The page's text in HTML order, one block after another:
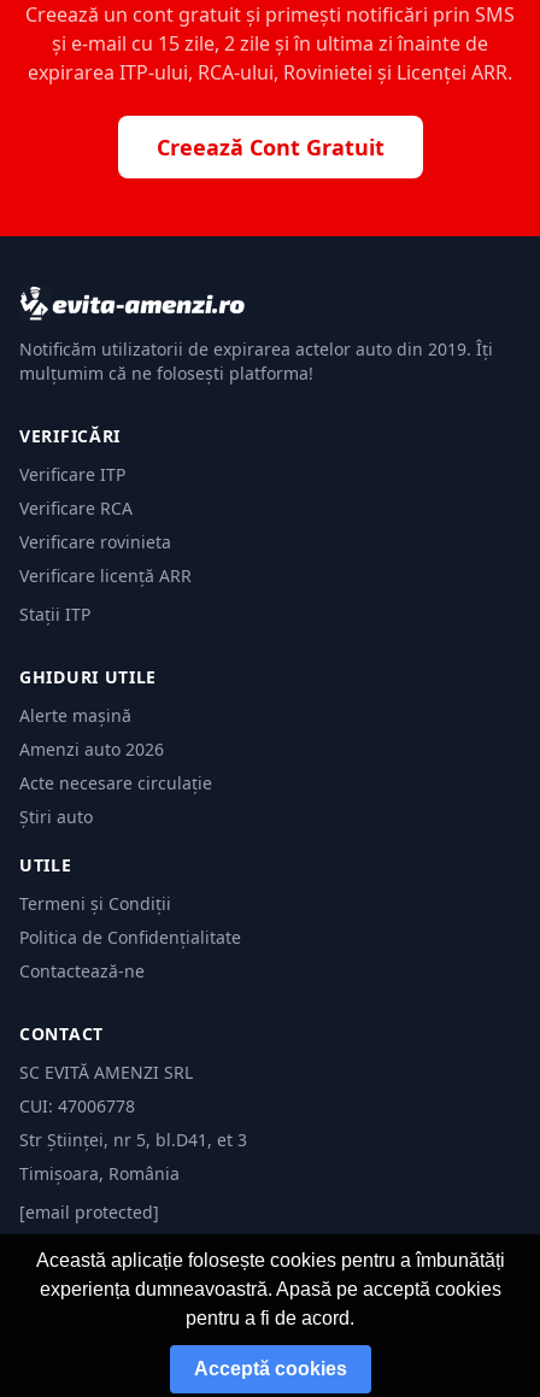
Creează un cont gratuit și primești notificări prin SMS
și e-mail cu 15 zile, 2 zile și în ultima zi înainte de
expirarea ITP-ului, RCA-ului, Rovinietei și Licenței ARR.
Creează Cont Gratuit
Notificăm utilizatorii de expirarea actelor auto din 2019. Îți
mulțumim că ne folosești platforma!
VERIFICĂRI
Verificare ITP
Verificare RCA
Verificare rovinieta
Verificare licență ARR
Stații ITP
GHIDURI UTILE
Alerte mașină
Amenzi auto 2026
Acte necesare circulație
Știri auto
UTILE
Termeni și Condiții
Politica de Confidențialitate
Contactează-ne
CONTACT
SC EVITĂ AMENZI SRL
CUI: 47006778
Str Științei, nr 5, bl.D41, et 3
Timișoara, România
[email protected]
© 2026 Evită Amenzi. Toate drepturile rezervate.
Această aplicație folosește cookies pentru a îmbunătăți
experiența dumneavoastră. Apasă pe acceptă cookies
pentru a fi de acord.
Acceptă cookies